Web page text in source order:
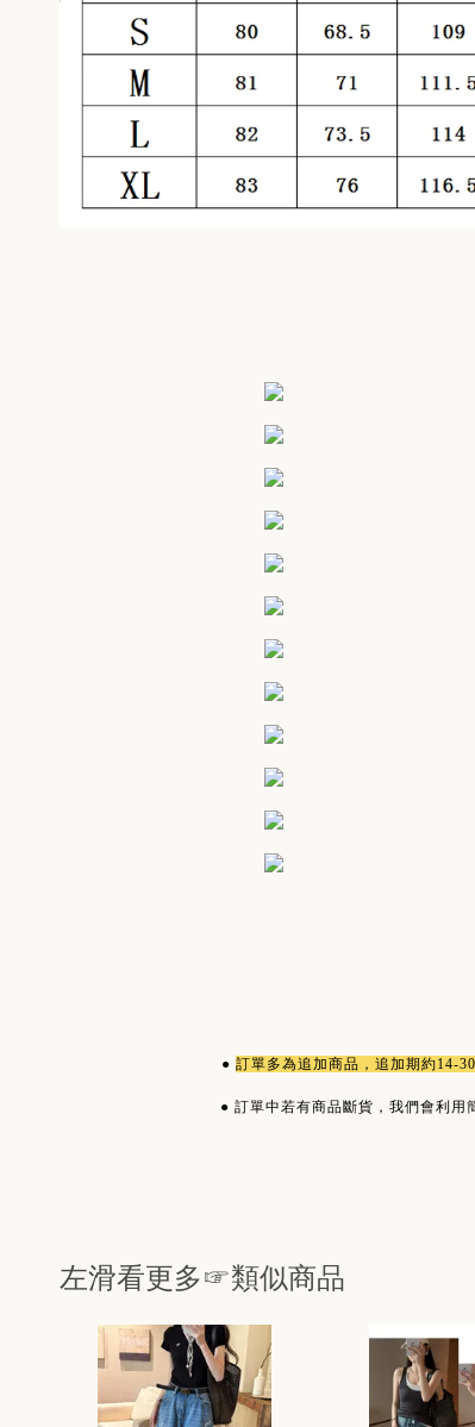
● 訂單多為追加商品 ，追加期約14-
● 訂單中若有商品斷貨，我們會利用
左滑看更多☞類似商品